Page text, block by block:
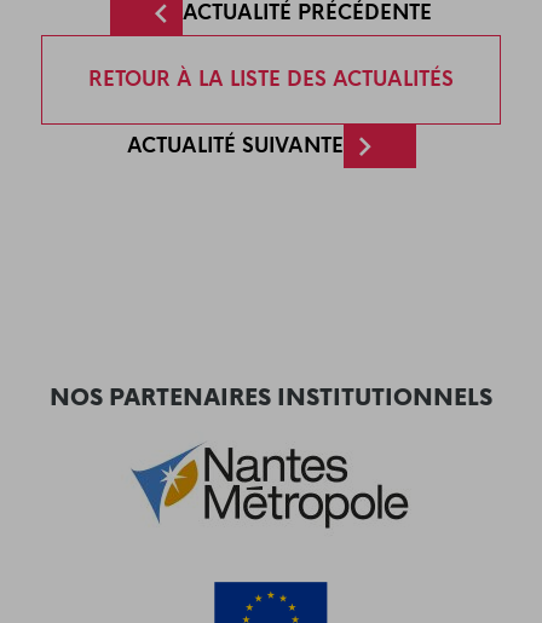
ACTUALITÉ PRÉCÉDENTE
RETOUR À LA LISTE DES ACTUALITÉS
ACTUALITÉ SUIVANTE
NOS PARTENAIRES INSTITUTIONNELS